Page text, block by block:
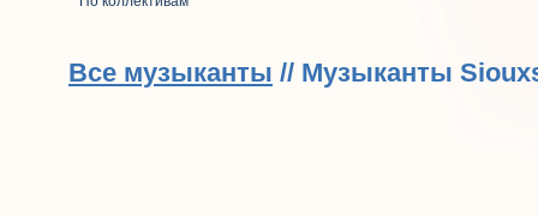
Все музыканты // Музыканты